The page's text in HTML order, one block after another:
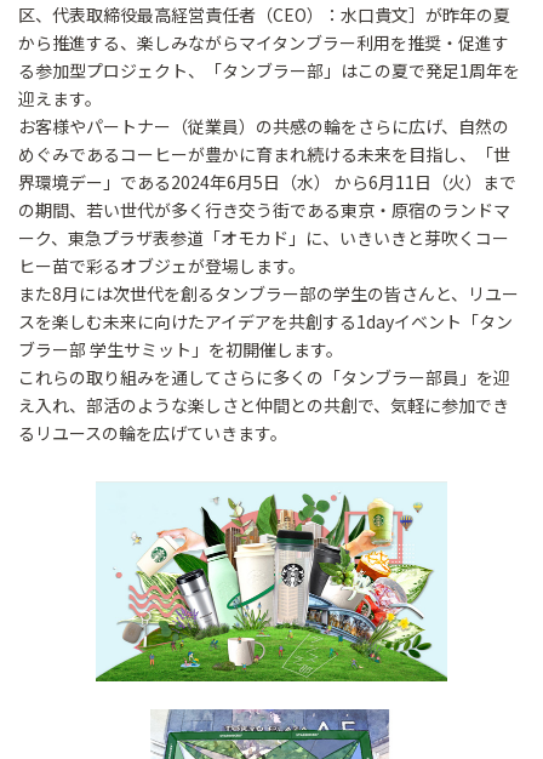
区、代表取締役最高経営責任者（CEO）：水口貴文］が昨年の夏
から推進する、楽しみながらマイタンブラー利用を推奨・促進す
る参加型プロジェクト、「タンブラー部」はこの夏で発足1周年を
迎えます。
お客様やパートナー（従業員）の共感の輪をさらに広げ、自然の
めぐみであるコーヒーが豊かに育まれ続ける未来を目指し、「世
界環境デー」である2024年6月5日（水） から6月11日（火）まで
の期間、若い世代が多く行き交う街である東京・原宿のランドマ
ーク、東急プラザ表参道「オモカド」に、いきいきと芽吹くコー
ヒー苗で彩るオブジェが登場します。
また8月には次世代を創るタンブラー部の学生の皆さんと、リユー
スを楽しむ未来に向けたアイデアを共創する1dayイベント「タン
ブラー部 学生サミット」を初開催します。
これらの取り組みを通してさらに多くの「タンブラー部員」を迎
え入れ、部活のような楽しさと仲間との共創で、気軽に参加でき
るリユースの輪を広げていきます。